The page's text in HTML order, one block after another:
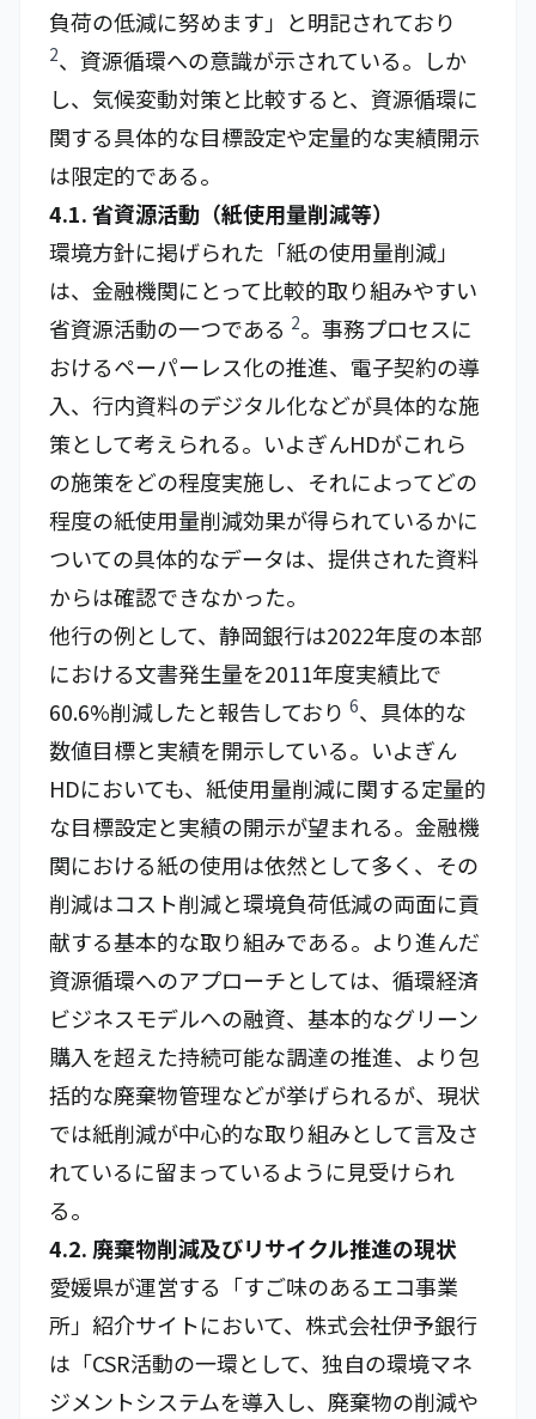
負荷の低減に努めます」と明記されており
2、資源循環への意識が示されている。しか
し、気候変動対策と比較すると、資源循環に
関する具体的な目標設定や定量的な実績開示
は限定的である。
4.1. 省資源活動（紙使用量削減等）
環境方針に掲げられた「紙の使用量削減」
は、金融機関にとって比較的取り組みやすい
省資源活動の一つである 2。事務プロセスに
おけるペーパーレス化の推進、電子契約の導
入、行内資料のデジタル化などが具体的な施
策として考えられる。いよぎんHDがこれら
の施策をどの程度実施し、それによってどの
程度の紙使用量削減効果が得られているかに
ついての具体的なデータは、提供された資料
からは確認できなかった。
他行の例として、静岡銀行は2022年度の本部
における文書発生量を2011年度実績比で
60.6%削減したと報告しており 6、具体的な
数値目標と実績を開示している。いよぎん
HDにおいても、紙使用量削減に関する定量的
な目標設定と実績の開示が望まれる。金融機
関における紙の使用は依然として多く、その
削減はコスト削減と環境負荷低減の両面に貢
献する基本的な取り組みである。より進んだ
資源循環へのアプローチとしては、循環経済
ビジネスモデルへの融資、基本的なグリーン
購入を超えた持続可能な調達の推進、より包
括的な廃棄物管理などが挙げられるが、現状
では紙削減が中心的な取り組みとして言及さ
れているに留まっているように見受けられ
る。
4.2. 廃棄物削減及びリサイクル推進の現状
愛媛県が運営する「すご味のあるエコ事業
所」紹介サイトにおいて、株式会社伊予銀行
は「CSR活動の一環として、独自の環境マネ
ジメントシステムを導入し、廃棄物の削減や